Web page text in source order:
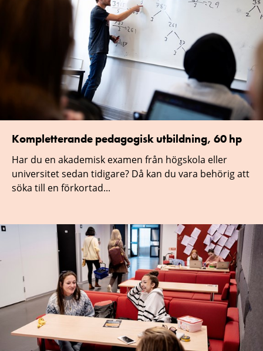
Kompletterande pedagogisk utbildning, 60 hp
Har du en akademisk examen från högskola eller
universitet sedan tidigare? Då kan du vara behörig att
söka till en förkortad...